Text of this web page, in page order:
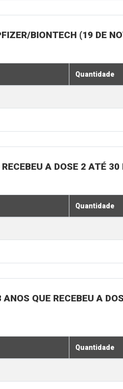
BIONTECH (19 DE
Quantidade
A DOSE 2 ATÉ 30
Quantidade
QUE RECEBEU A
Quantidade